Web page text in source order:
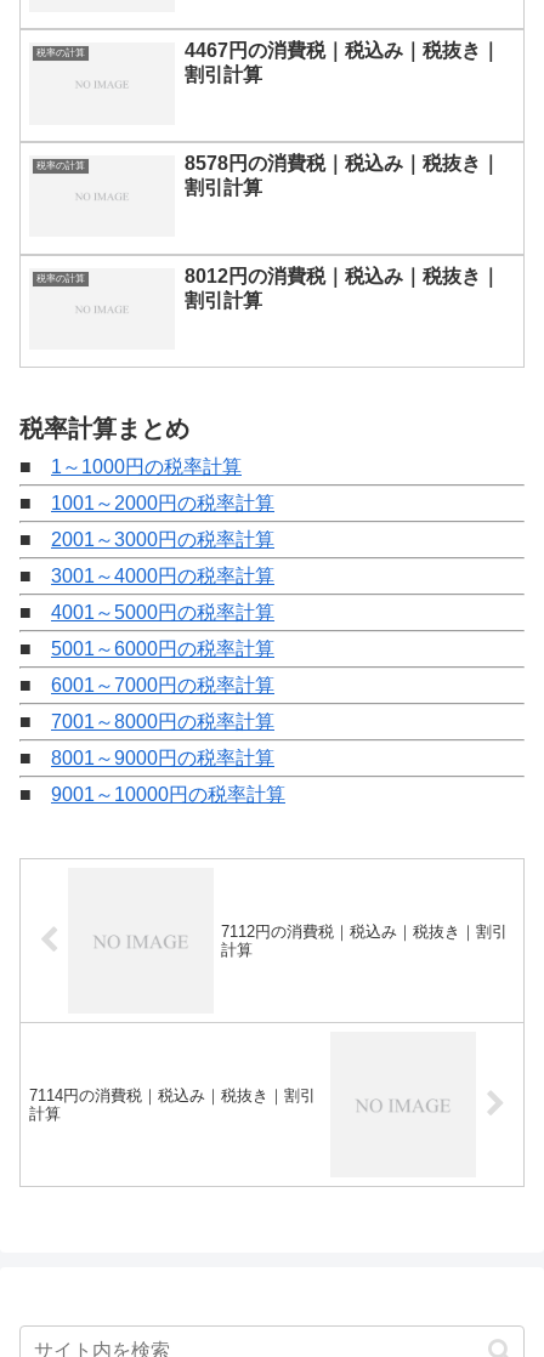
税率の計算
4467円の消費税｜税込み｜税抜き｜
割引計算
税率の計算
8578円の消費税｜税込み｜税抜き｜
割引計算
税率の計算
8012円の消費税｜税込み｜税抜き｜
割引計算
税率計算まとめ
■ 1～1000円の税率計算
■ 1001～2000円の税率計算
■ 2001～3000円の税率計算
■ 3001～4000円の税率計算
■ 4001～5000円の税率計算
■ 5001～6000円の税率計算
■ 6001～7000円の税率計算
■ 7001～8000円の税率計算
■ 8001～9000円の税率計算
■ 9001～10000円の税率計算
7112円の消費税｜税込み｜税抜き｜割引
計算
7114円の消費税｜税込み｜税抜き｜割引
計算